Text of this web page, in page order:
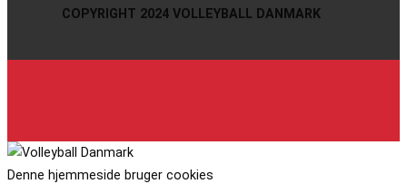
COPYRIGHT 2024 VOLLEYBALL DANMARK
Denne hjemmeside bruger cookies